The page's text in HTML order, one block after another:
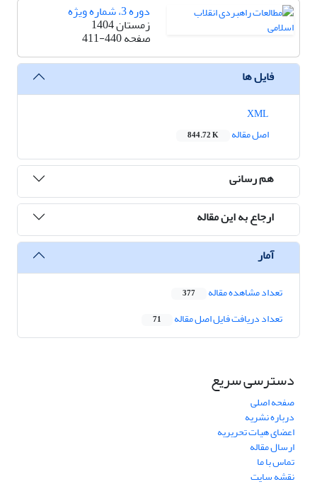
دوره 3، شماره ویژه
زمستان 1404
صفحه411-440
فایل ها
اصل مقاله
844.72 K
هم رسانی
ارجاع به این مقاله
آمار
تعداد مشاهده مقاله 377
تعداد دریافت فایل اصل مقاله 71
دسترسی سریع
صفحه اصلی
درباره نشریه
اعضای هیات تحریریه
ارسال مقاله
تماس با ما
نقشه سایت